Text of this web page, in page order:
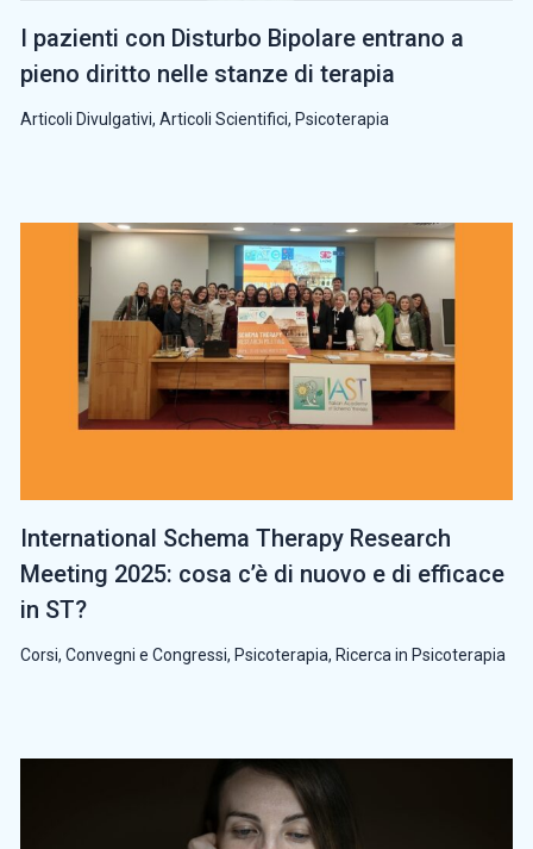
I pazienti con Disturbo Bipolare entrano a
pieno diritto nelle stanze di terapia
Articoli Divulgativi, Articoli Scientifici, Psicoterapia
International Schema Therapy Research
Meeting 2025: cosa c’è di nuovo e di efficace
in ST?
Corsi, Convegni e Congressi, Psicoterapia, Ricerca in Psicoterapia